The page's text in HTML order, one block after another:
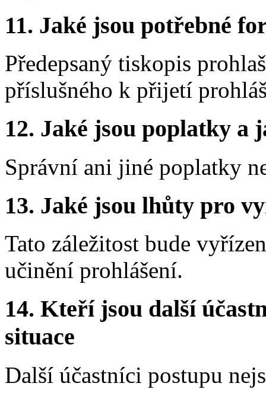
11. Jaké jsou potřebné
Předepsaný tiskopis
příslušného k přijetí
12. Jaké jsou poplatky a
Správní ani jiné poplatky
13. Jaké jsou lhůty pro
Tato záležitost bude
učinění prohlášení.
14. Kteří jsou další
situace
Další účastníci postupu